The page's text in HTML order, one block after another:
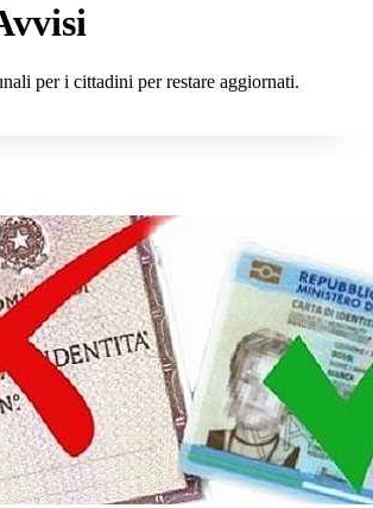
per i cittadini per restare aggiornati.